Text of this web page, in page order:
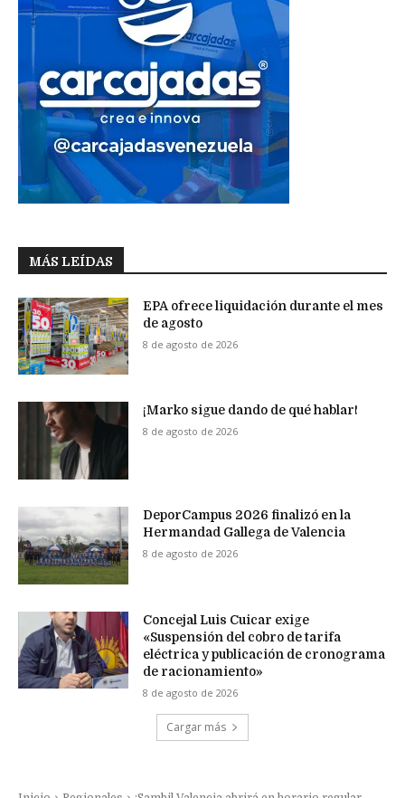
MÁS LEÍDAS
EPA ofrece liquidación durante el mes
de agosto
8 de agosto de 2026
¡Marko sigue dando de qué hablar!
8 de agosto de 2026
DeporCampus 2026 finalizó en la
Hermandad Gallega de Valencia
8 de agosto de 2026
Concejal Luis Cuicar exige
«Suspensión del cobro de tarifa
eléctrica y publicación de cronograma
de racionamiento»
8 de agosto de 2026
Cargar más